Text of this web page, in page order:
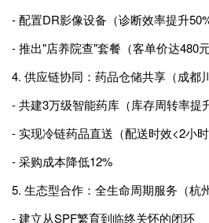
- 配置DR影像设备（诊断效率提升50%
- 推出"店养院查"套餐（客单价达480元
4. 供应链协同：药品仓储共享（成都
- 共建3万级智能药库（库存周转率提
- 实现冷链药品直送（配送时效<2小时
- 采购成本降低12%
5. 生态型合作：全生命周期服务（杭
- 建立从SPF繁育到临终关怀的闭环